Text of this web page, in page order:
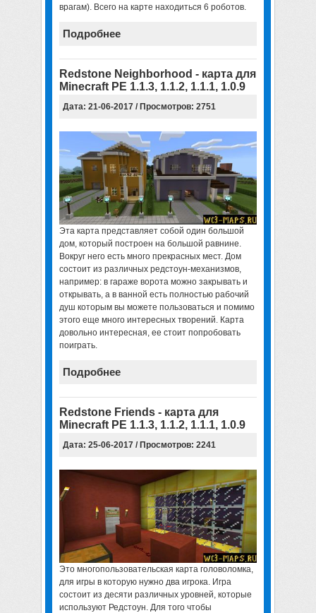
врагам). Всего на карте находиться 6 роботов.
Подробнее
Redstone Neighborhood - карта для
Minecraft PE 1.1.3, 1.1.2, 1.1.1, 1.0.9
Дата: 21-06-2017 / Просмотров: 2751
Эта карта представляет собой один большой
дом, который построен на большой равнине.
Вокруг него есть много прекрасных мест. Дом
состоит из различных редстоун-механизмов,
например: в гараже ворота можно закрывать и
открывать, а в ванной есть полностью рабочий
душ которым вы можете пользоваться и помимо
этого еще много интересных творений. Карта
довольно интересная, ее стоит попробовать
поиграть.
Подробнее
Redstone Friends - карта для
Minecraft PE 1.1.3, 1.1.2, 1.1.1, 1.0.9
Дата: 25-06-2017 / Просмотров: 2241
Это многопользовательская карта головоломка,
для игры в которую нужно два игрока. Игра
состоит из десяти различных уровней, которые
используют Редстоун. Для того чтобы